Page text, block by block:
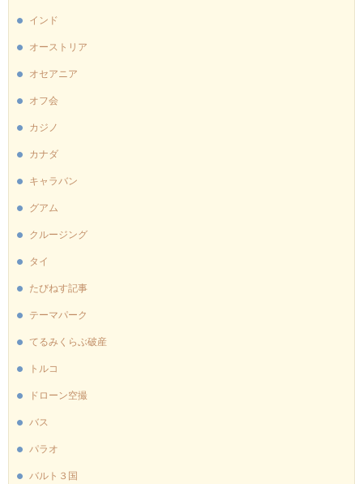
インド
オーストリア
オセアニア
オフ会
カジノ
カナダ
キャラバン
グアム
クルージング
タイ
たびねす記事
テーマパーク
てるみくらぶ破産
トルコ
ドローン空撮
バス
パラオ
バルト３国